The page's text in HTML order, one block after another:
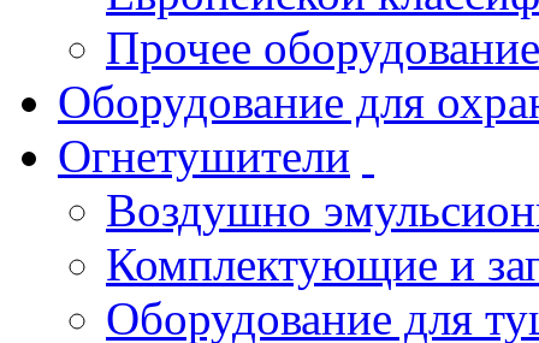
Прочее оборудование
Оборудование для
Огнетушители
Воздушно
Комплектующие и
Оборудование для